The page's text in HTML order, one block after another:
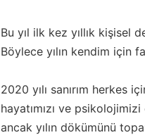
Bu yıl ilk kez yıllık kişisel
Böylece yılın kendim için
2020 yılı sanırım herkes
hayatımızı ve
ancak yılın dökümünü